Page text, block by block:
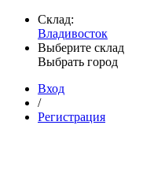
Склад:
Владивосток
Выберите склад
Выбрать город
Вход
/
Регистрация